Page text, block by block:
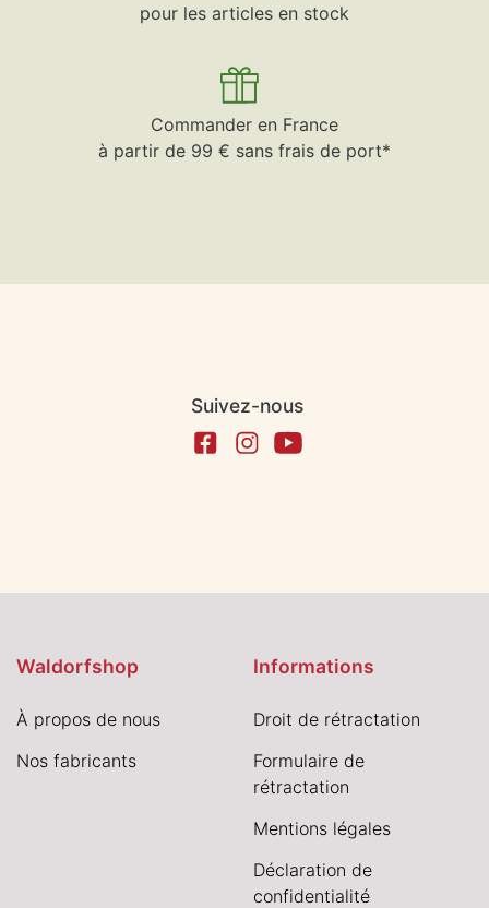
pour les articles en stock
Commander en France
à partir de 99 € sans frais de port*
Suivez-nous
Waldorfshop
À propos de nous
Nos fabricants
Informations
Droit de rétractation
Formulaire de
rétractation
Mentions légales
Déclaration de
confidentialité